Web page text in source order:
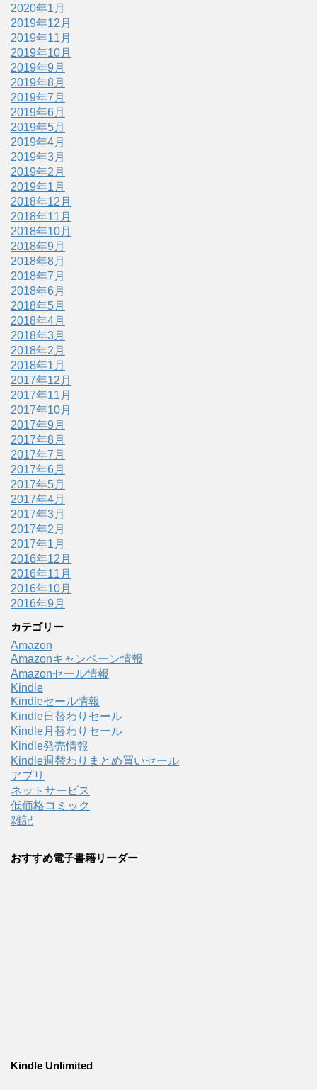
2020年1月
2019年12月
2019年11月
2019年10月
2019年9月
2019年8月
2019年7月
2019年6月
2019年5月
2019年4月
2019年3月
2019年2月
2019年1月
2018年12月
2018年11月
2018年10月
2018年9月
2018年8月
2018年7月
2018年6月
2018年5月
2018年4月
2018年3月
2018年2月
2018年1月
2017年12月
2017年11月
2017年10月
2017年9月
2017年8月
2017年7月
2017年6月
2017年5月
2017年4月
2017年3月
2017年2月
2017年1月
2016年12月
2016年11月
2016年10月
2016年9月
カテゴリー
Amazon
Amazonキャンペーン情報
Amazonセール情報
Kindle
Kindleセール情報
Kindle日替わりセール
Kindle月替わりセール
Kindle発売情報
Kindle週替わりまとめ買いセール
アプリ
ネットサービス
低価格コミック
雑記
おすすめ電子書籍リーダー
Kindle Unlimited